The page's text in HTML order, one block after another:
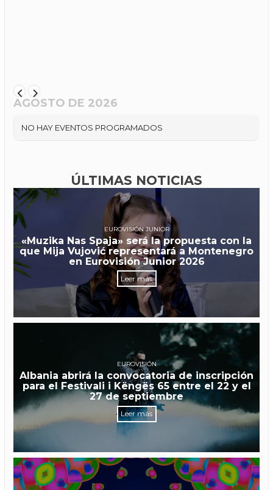
AGOSTO DE 2026
NO HAY EVENTOS PROGRAMADOS
ÚLTIMAS NOTICIAS
EUROVISIÓN JUNIOR
«Muzika Nas Spaja» será la propuesta con la
que Mija Vujović representará a Montenegro
en Eurovisión Junior 2026
Leer más
EUROVISIÓN
Albania abrirá la convocatoria de inscripción
para el Festivali i Këngës 65 entre el 22 y el
27 de septiembre
Leer más